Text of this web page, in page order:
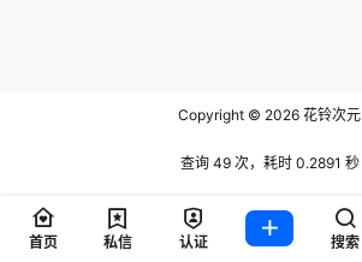
Copyright © 2026 花铃次元
查询 49 次，耗时 0.2891 秒
首页 私信 认证 搜索